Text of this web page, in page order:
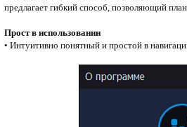
предлагает гибкий способ, позволяющий
Прост в использовании
• Интуитивно понятный и простой в